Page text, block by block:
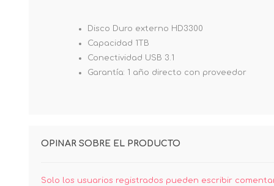
Disco Duro externo HD3300
Capacidad 1TB
Conectividad USB 3.1
Garantía: 1 año directo con proveedor
OPINAR SOBRE EL PRODUCTO
Solo los usuarios registrados pueden escribir